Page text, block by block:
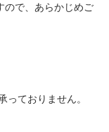
ので、あらかじめご
っておりません。